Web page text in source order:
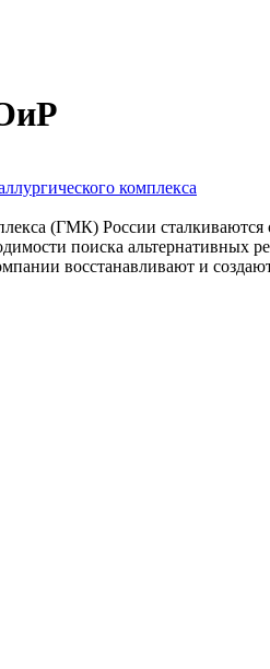
комплекса
(ГМК) России
поиска
восстанавливают и